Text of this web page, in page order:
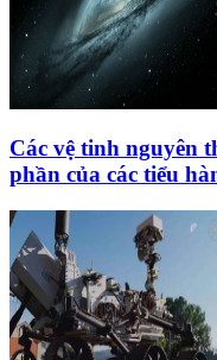
Các vệ tinh nguyên
phần của các tiểu